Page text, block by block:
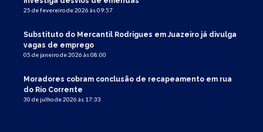
25 de fevereiro de 2026 às 09:57
Substituto do Mercantil Rodrigues em Juazeiro já divulga
vagas de emprego
05 de janeiro de 2026 às 08:00
Moradores cobram conclusão de recapeamento em rua
do Rio Corrente
30 de julho de 2026 às 17:33